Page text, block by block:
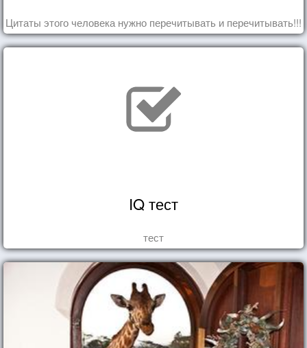
Цитаты этого человека нужно перечитывать и перечитывать!!!
IQ тест
тест